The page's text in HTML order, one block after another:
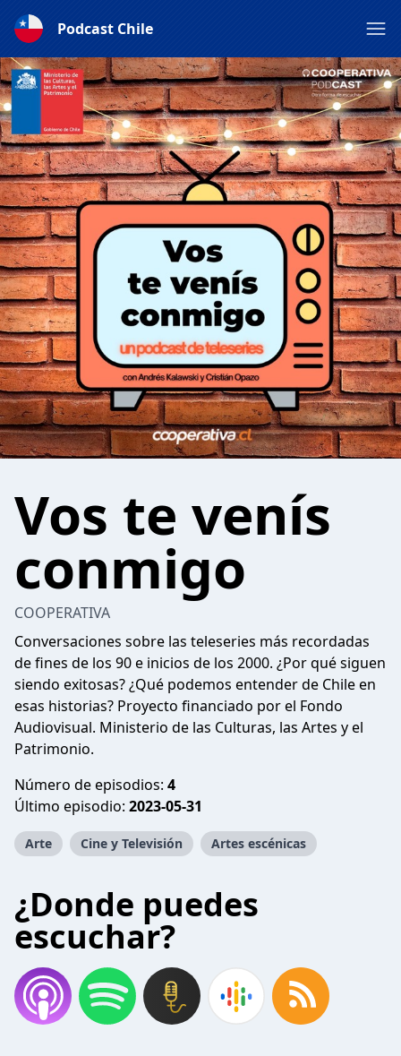
Podcast Chile
Vos te venís
conmigo
COOPERATIVA
Conversaciones sobre las teleseries más recordadas
de fines de los 90 e inicios de los 2000. ¿Por qué siguen
siendo exitosas? ¿Qué podemos entender de Chile en
esas historias? Proyecto financiado por el Fondo
Audiovisual. Ministerio de las Culturas, las Artes y el
Patrimonio.
Número de episodios: 4
Último episodio: 2023-05-31
Arte Cine y Televisión Artes escénicas
¿Donde puedes
escuchar?